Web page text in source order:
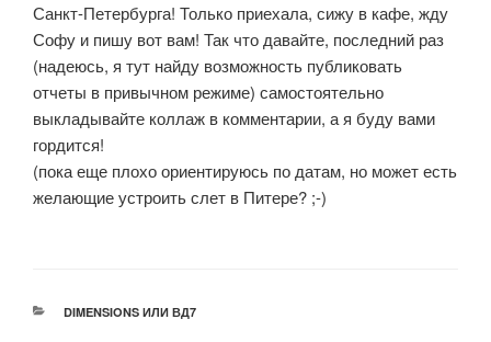
Санкт-Петербурга! Только приехала, сижу в кафе, жду
Софу и пишу вот вам! Так что давайте, последний раз
(надеюсь, я тут найду возможность публиковать
отчеты в привычном режиме) самостоятельно
выкладывайте коллаж в комментарии, а я буду вами
гордится!
(пока еще плохо ориентируюсь по датам, но может есть
желающие устроить слет в Питере? ;-)
РУБРИКИ
DIMENSIONS ИЛИ ВД7